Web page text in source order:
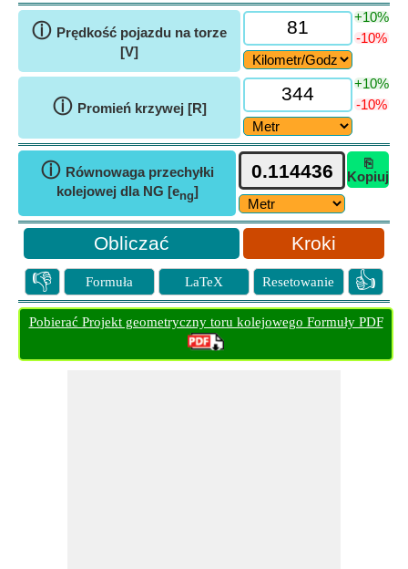
ⓘ Prędkość pojazdu na torze
[V]
+10%
-10%
ⓘ Promień krzywej [R]
+10%
-10%
ⓘ Równowaga przechyłki
kolejowej dla NG [eng]
⎘
Kopiuj
Kroki
👎 Formuła LaTeX Resetowanie 👍
Pobierać Projekt geometryczny toru kolejowego Formuły PDF